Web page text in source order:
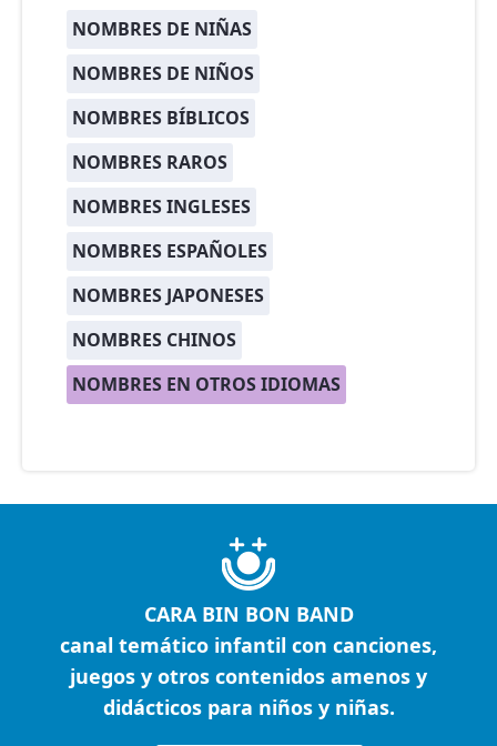
NOMBRES DE NIÑAS
NOMBRES DE NIÑOS
NOMBRES BÍBLICOS
NOMBRES RAROS
NOMBRES INGLESES
NOMBRES ESPAÑOLES
NOMBRES JAPONESES
NOMBRES CHINOS
NOMBRES EN OTROS IDIOMAS
CARA BIN BON BAND
canal temático infantil con canciones,
juegos y otros contenidos amenos y
didácticos para niños y niñas.